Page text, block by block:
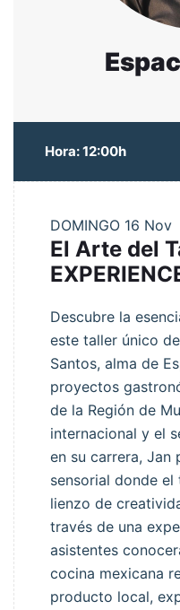
Hora: 12:00h
DOMINGO 16 Nov
El Arte del
Descubre la
este taller único
Santos, alma de
proyectos
de la Región de
internacional y el
en su carrera, Jan
sensorial donde
lienzo de
través de una
asistentes
cocina mexicana
producto local,